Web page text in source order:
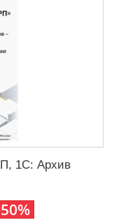
1С: Архив